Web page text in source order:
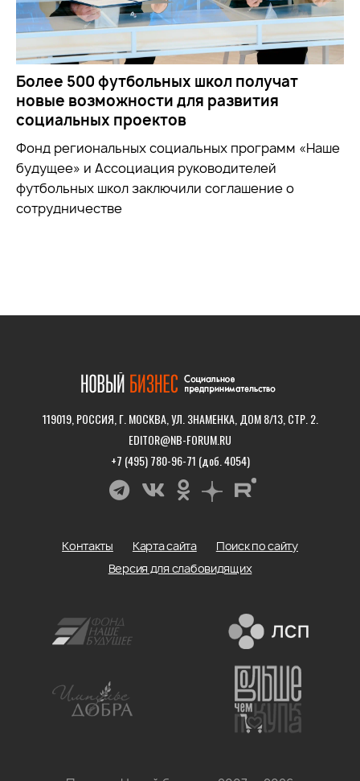
Более 500 футбольных школ получат
новые возможности для развития
социальных проектов
Фонд региональных социальных программ «Наше
будущее» и Ассоциация руководителей
футбольных школ заключили соглашение о
сотрудничестве
119019, РОССИЯ, Г. МОСКВА, УЛ. ЗНАМЕНКА, ДОМ 8/13, СТР. 2.
EDITOR@NB-FORUM.RU
+7 (495) 780-96-71 (доб. 4054)
Контакты Карта сайта
Поиск по сайту
Версия для слабовидящих